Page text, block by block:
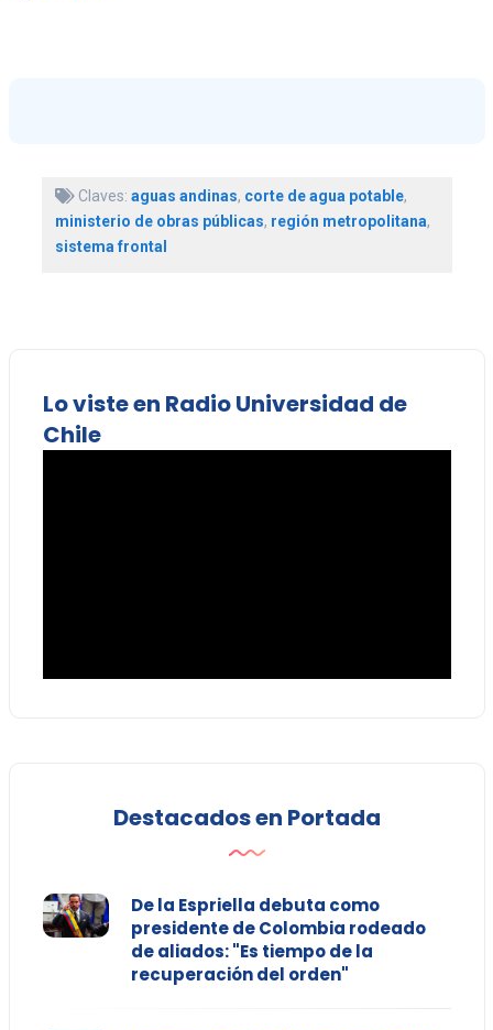
Claves: aguas andinas, corte de agua potable,
ministerio de obras públicas, región metropolitana,
sistema frontal
Lo viste en Radio Universidad de
Chile
Destacados en Portada
De la Espriella debuta como
presidente de Colombia rodeado
de aliados: "Es tiempo de la
recuperación del orden"